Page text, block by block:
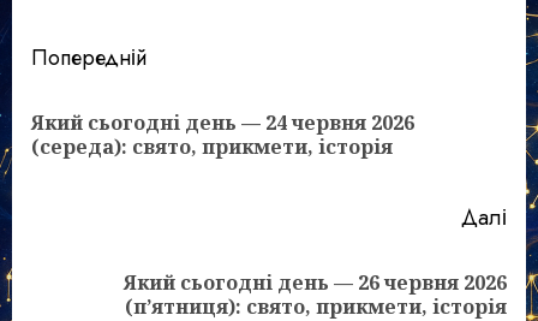
Post
navigation
Попередній
Який сьогодні день — 24 червня 2026
(середа): свято, прикмети, історія
Далі
НаступнийЯкий сьогодні день — 26 червня 2026
(п’ятниця): свято, прикмети, історія